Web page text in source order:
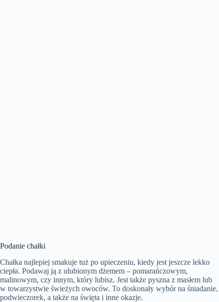
Podanie chałki
Chałka najlepiej smakuje tuż po upieczeniu, kiedy jest jeszcze lekko
ciepła. Podawaj ją z ulubionym dżemem – pomarańczowym,
malinowym, czy innym, który lubisz. Jest także pyszna z masłem lub
w towarzystwie świeżych owoców. To doskonały wybór na śniadanie,
podwieczorek, a także na święta i inne okazje.